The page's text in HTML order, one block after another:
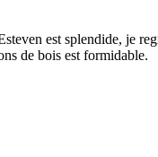
est splendide, je
de bois est formidable.